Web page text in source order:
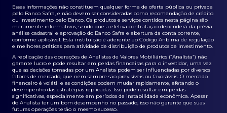
Essas informações não constituem qualquer forma de oferta pública ou privada
pelo Banco Safra, e não devem ser consideradas como recomendação de crédito
ou investimento pelo Banco. Os produtos e serviços contidos nesta página são
meramente informativos, sendo que a efetiva contratação dependerá da prévia
análise cadastral e aprovação do Banco Safra e abertura da conta corrente,
conforme aplicável. Esta instituição é aderente ao Código Anbima de regulação
e melhores práticas para atividade de distribuição de produtos de investimento.
A replicação das operações de Analistas de Valores Mobiliários (“Analista”) não
garante lucro e pode resultar em perdas financeiras para o investidor, uma vez
que as decisões tomadas por um Analista podem ser influenciadas por diversos
fatores de mercado, que nem sempre são previsíveis ou favoráveis. O mercado
financeiro é volátil e as condições podem mudar rapidamente, afetando o
desempenho das estratégias replicadas. Isso pode resultar em perdas
significativas, especialmente em períodos de instabilidade econômica. Apesar
do Analista ter um bom desempenho no passado, isso não garante que suas
futuras operações terão o mesmo sucesso.